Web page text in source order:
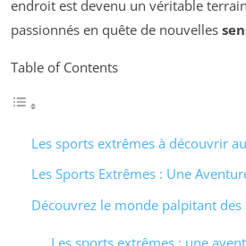
endroit est devenu un véritable
passionnés en quête de nouvelles
Table of Contents
Les sports extrêmes à découvrir
Les Sports Extrêmes : Une
Découvrez le monde palpitant
Les sports extrêmes : une